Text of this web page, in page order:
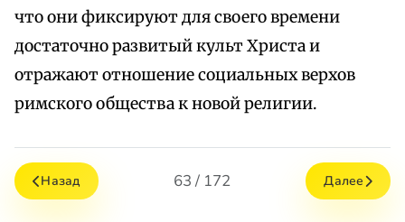
что они фиксируют для своего времени
достаточно развитый культ Христа и
отражают отношение социальных верхов
римского общества к новой религии.
Назад 63 / 172 Далее